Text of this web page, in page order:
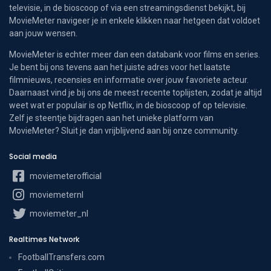
televisie, in de bioscoop of via een streamingsdienst bekijkt, bij
MovieMeter navigeer je in enkele klikken naar hetgeen dat voldoet
aan jouw wensen.
MovieMeter is echter meer dan een databank voor films en series.
Je bent bij ons tevens aan het juiste adres voor het laatste
filmnieuws, recensies en informatie over jouw favoriete acteur.
Daarnaast vind je bij ons de meest recente toplijsten, zodat je altijd
weet wat er populair is op Netflix, in de bioscoop of op televisie.
Zelf je steentje bijdragen aan het unieke platform van
MovieMeter? Sluit je dan vrijblijvend aan bij onze community.
Social media
moviemeterofficial
moviemeternl
moviemeter_nl
Realtimes Network
FootballTransfers.com